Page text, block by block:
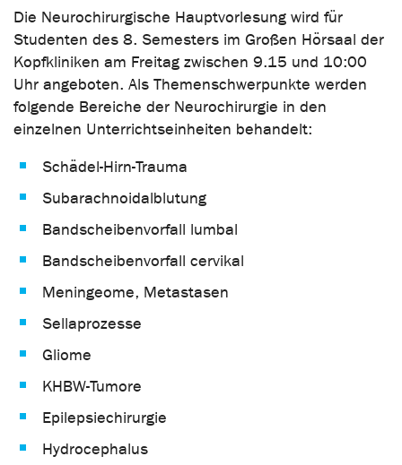
Die Neurochirurgische Hauptvorlesung wird für
Studenten des 8. Semesters im Großen Hörsaal der
Kopfkliniken am Freitag zwischen 9.15 und 10:00
Uhr angeboten. Als Themenschwerpunkte werden
folgende Bereiche der Neurochirurgie in den
einzelnen Unterrichtseinheiten behandelt:
Schädel-Hirn-Trauma
Subarachnoidalblutung
Bandscheibenvorfall lumbal
Bandscheibenvorfall cervikal
Meningeome, Metastasen
Sellaprozesse
Gliome
KHBW-Tumore
Epilepsiechirurgie
Hydrocephalus